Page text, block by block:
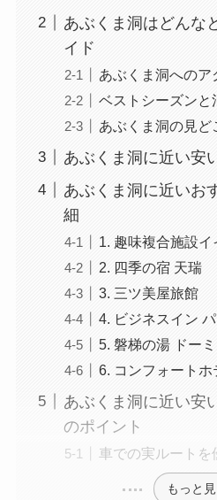
あぶくま洞はどんな
イド
あぶくま洞へのア
ベストシーズンと
あぶくま洞の見ど
あぶくま洞に近い安
あぶくま洞に近いお
細
1. 趣味複合施設イ
2. 四季の宿 天瑞
3. 三ツ美屋旅館
4. ビジネスイン
5. 磐梯の湯 ドー
6. コンフォートホ
あぶくま洞に近い安
のポイント
車での実ルートを
もっと